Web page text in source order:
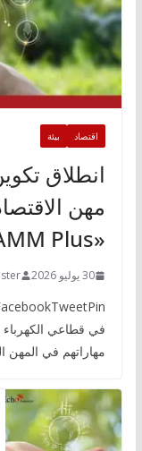
اقتصاد بيئة
مهن
«THAMM Plus»
30 يوليو 2026
في قطاعي الكهرباء
مهاراتهم في المهن